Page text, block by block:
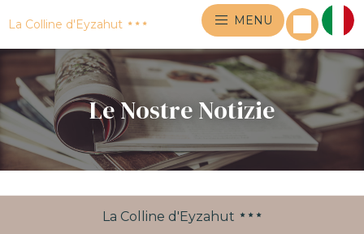
La Colline d'Eyzahut MENU
Le Nostre Notizie
La Colline d'Eyzahut